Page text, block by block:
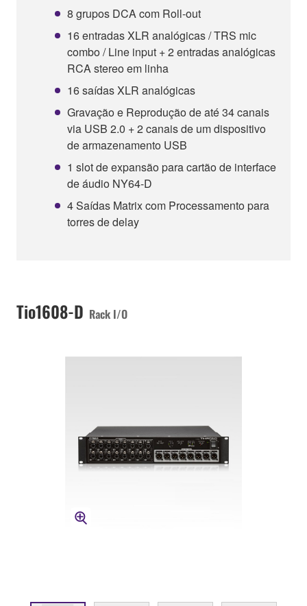
8 grupos DCA com Roll-out
16 entradas XLR analógicas / TRS mic
combo / Line input + 2 entradas analógicas
RCA stereo em linha
16 saídas XLR analógicas
Gravação e Reprodução de até 34 canais
via USB 2.0 + 2 canais de um dispositivo
de armazenamento USB
1 slot de expansão para cartão de interface
de áudio NY64-D
4 Saídas Matrix com Processamento para
torres de delay
Tio1608-D Rack I/O